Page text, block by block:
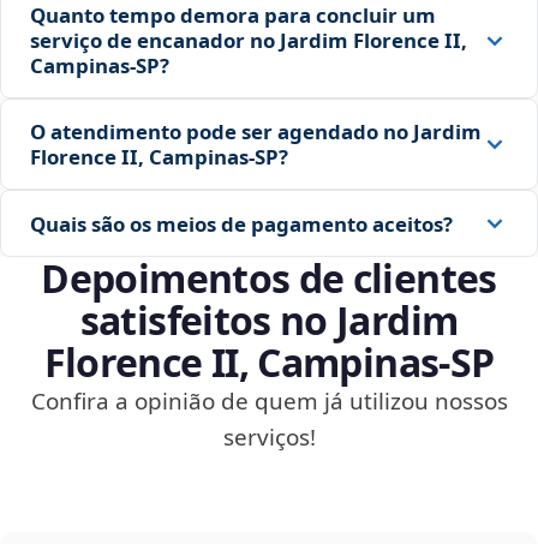
Quanto tempo demora para concluir um
serviço de encanador no Jardim Florence II,
Campinas‑SP?
O atendimento pode ser agendado no Jardim
Florence II, Campinas‑SP?
Quais são os meios de pagamento aceitos?
Depoimentos de clientes
satisfeitos no Jardim
Florence II, Campinas‑SP
Confira a opinião de quem já utilizou nossos
serviços!